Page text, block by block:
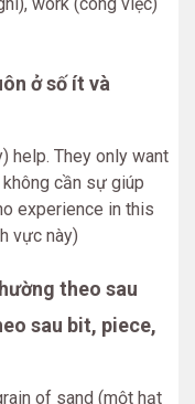
ở số ít và
help. They only want
cần sự giúp
experience in this
vực này)
theo sau
sau bit, piece,
of sand (một hạt